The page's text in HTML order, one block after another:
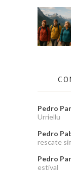
Pedro
Urriellu
Pedro
rescate
Pedro
estival